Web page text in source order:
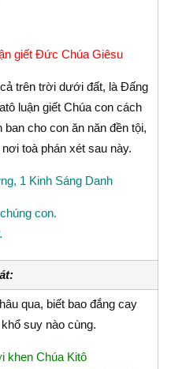
giết Ðức Chúa Giêsu
trên trời dưới đất, là Ðấng
luận giết Chúa con cách
cho con ăn năn đền tội,
toà phán xét sau này.
1 Kinh Sáng Danh
con.
qua, biết bao đắng cay
suy nào cùng.
khen Chúa Kitô